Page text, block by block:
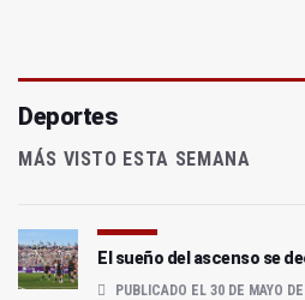
Deportes
MÁS VISTO ESTA SEMANA
El sueño del ascenso se
PUBLICADO EL 30 DE MAYO